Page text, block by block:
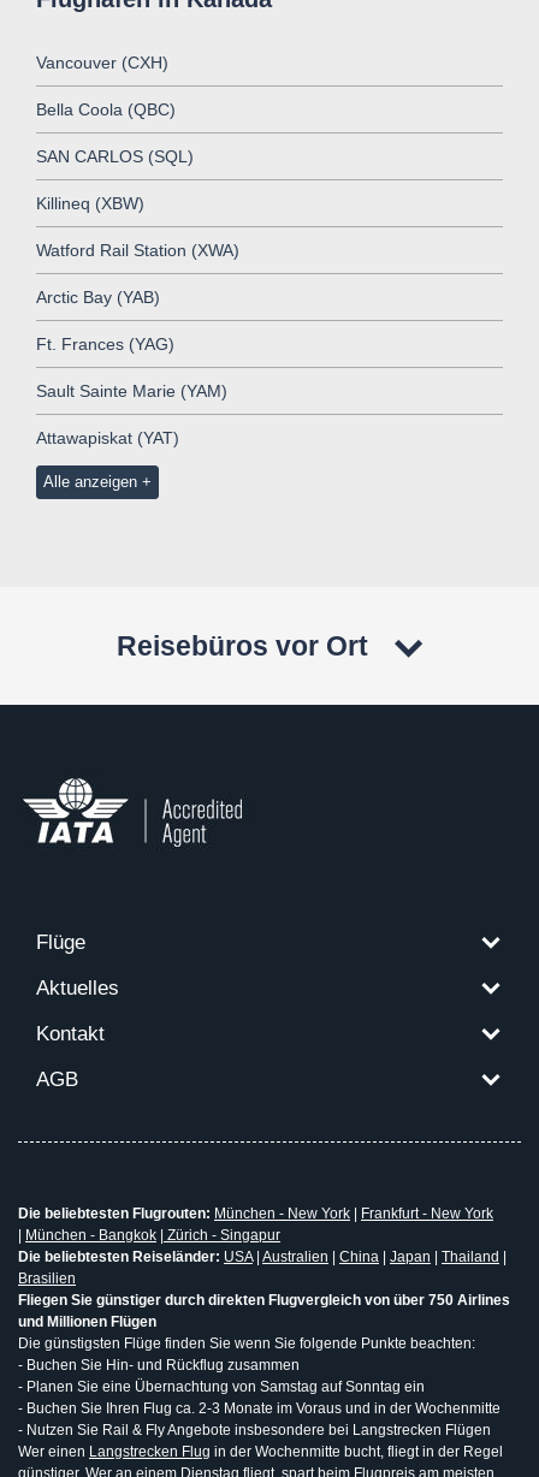
Vancouver (CXH)
Bella Coola (QBC)
SAN CARLOS (SQL)
Killineq (XBW)
Watford Rail Station (XWA)
Arctic Bay (YAB)
Ft. Frances (YAG)
Sault Sainte Marie (YAM)
Attawapiskat (YAT)
Alle anzeigen
Reisebüros vor Ort
Flüge
Aktuelles
Kontakt
AGB
Die beliebtesten Flugrouten: München - New York
Frankfurt - New York
München - Bangkok
Zürich - Singapur
Die beliebtesten Reiseländer: USA| Australien China Japan Thailand
Brasilien
Fliegen Sie günstiger durch direkten Flugvergleich von über 750 Airlines
und Millionen Flügen
Die günstigsten Flüge finden Sie wenn Sie folgende Punkte beachten:
- Buchen Sie Hin- und Rückflug zusammen
- Planen Sie eine Übernachtung von Samstag auf Sonntag ein
- Buchen Sie Ihren Flug ca. 2-3 Monate im Voraus und in der Wochenmitte
- Nutzen Sie Rail & Fly Angebote insbesondere bei Langstrecken Flügen
Wer einen Langstrecken Flug in der Wochenmitte bucht, fliegt in der Regel
günstiger. Wer an einem Dienstag fliegt, spart beim Flugpreis am meisten.